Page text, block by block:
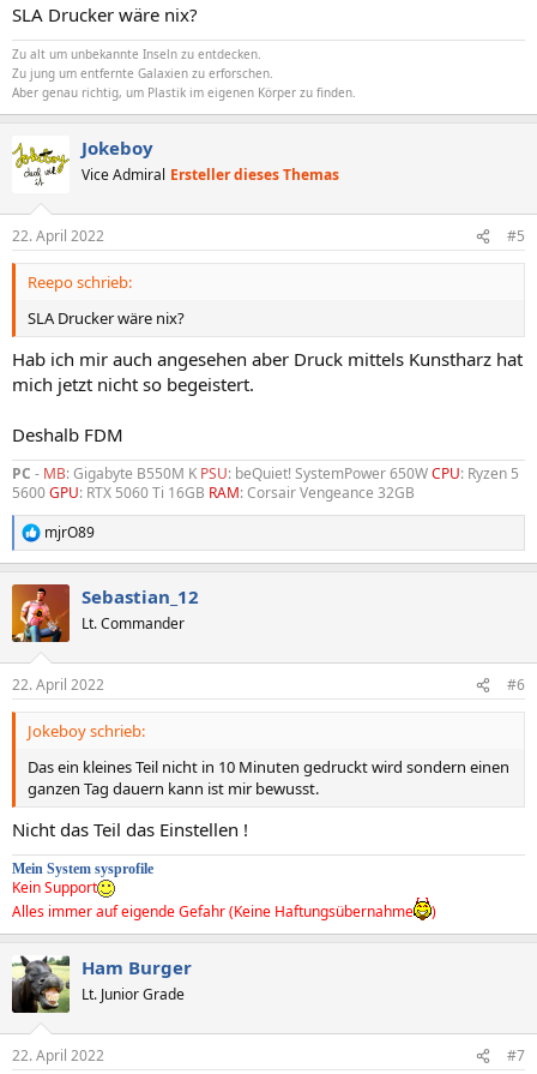
SLA Drucker wäre nix?
Zu alt um unbekannte Inseln zu entdecken.
Zu jung um entfernte Galaxien zu erforschen.
Aber genau richtig, um Plastik im eigenen Körper zu finden.
Jokeboy
Vice Admiral Ersteller dieses Themas
22. April 2022 #5
Reepo schrieb:
SLA Drucker wäre nix?
Hab ich mir auch angesehen aber Druck mittels Kunstharz hat
mich jetzt nicht so begeistert.
Deshalb FDM
PC - MB: Gigabyte B550M K PSU: beQuiet! SystemPower 650WCPU: Ryzen 5
5600GPU: RTX 5060 Ti 16GB RAM: Corsair Vengeance 32GB
R
e
k
t
i
e
n
mjrO89
Sebastian_12
Lt. Commander
22. April 2022 #6
Jokeboy schrieb:
Das ein kleines Teil nicht in 10 Minuten gedruckt wird sondern einen
ganzen Tag dauern kann ist mir bewusst.
Nicht das Teil das Einstellen !
Mein System sysprofile
Kein Support
Alles immer auf eigende Gefahr (Keine Haftungsübernahme
)
Ham Burger
Lt. Junior Grade
22. April 2022 #7